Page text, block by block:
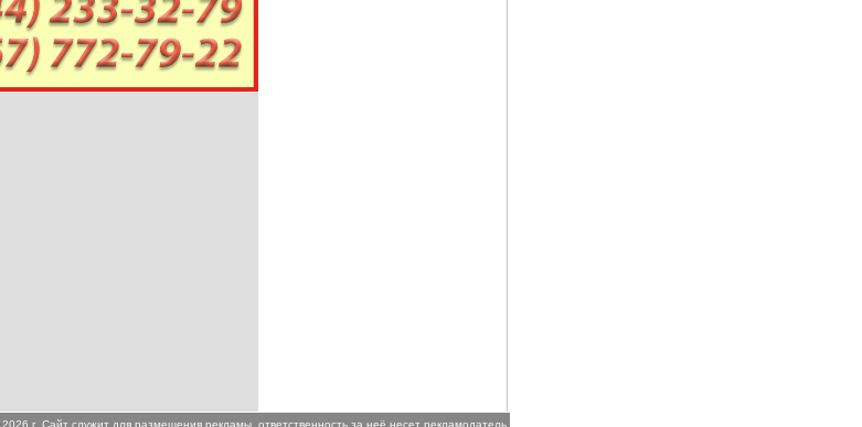
, 2026 г. Сайт служит для размещения рекламы, ответственность за неё несет рекламодатель.